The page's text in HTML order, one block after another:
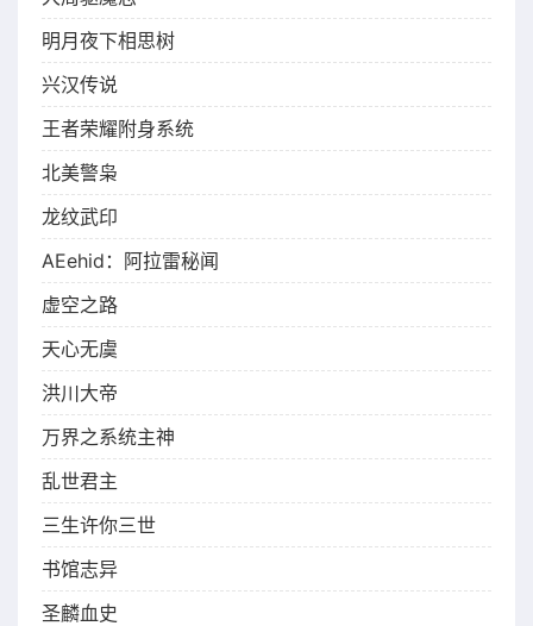
明月夜下相思树
兴汉传说
王者荣耀附身系统
北美警枭
龙纹武印
AEehid：阿拉雷秘闻
虚空之路
天心无虞
洪川大帝
万界之系统主神
乱世君主
三生许你三世
书馆志异
圣麟血史